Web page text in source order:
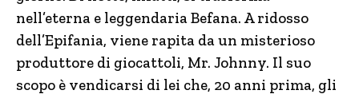
nell’eterna e leggendaria Befana. A ridosso
dell’Epifania, viene rapita da un misterioso
produttore di giocattoli, Mr. Johnny. Il suo
scopo è vendicarsi di lei che, 20 anni prima, gli